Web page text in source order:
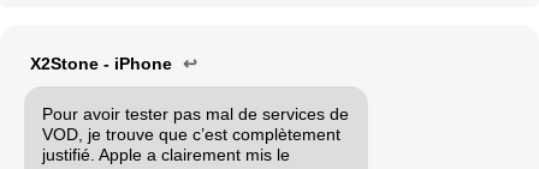
X2Stone - iPhone ↩
Pour avoir tester pas mal de services de
VOD, je trouve que c’est complètement
justifié. Apple a clairement mis le